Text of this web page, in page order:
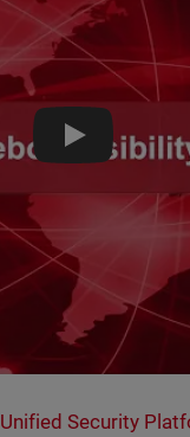
Partner
Unified Security